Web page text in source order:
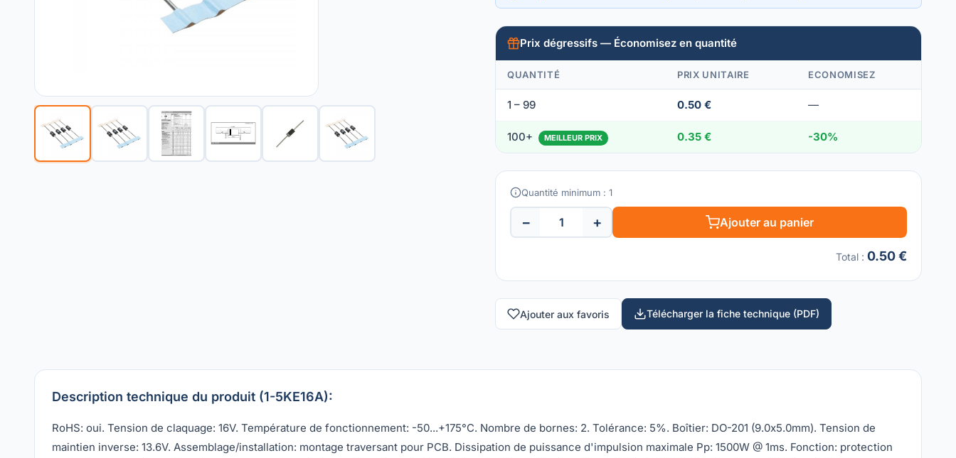
Prix dégressifs — Économisez en quantité
QUANTITÉ PRIX UNITAIRE ECONOMISEZ
1 – 99 0.50 € —
100+ MEILLEUR PRIX 0.35 € -30%
Quantité minimum : 1
− + Ajouter au panier
Total : 0.50 €
Ajouter aux favoris Télécharger la fiche technique (PDF)
Description technique du produit (1-5KE16A):
RoHS: oui. Tension de claquage: 16V. Température de fonctionnement: -50...+175°C. Nombre de bornes: 2. Tolérance: 5%. Boîtier: DO-201 (9.0x5.0mm). Tension de
maintien inverse: 13.6V. Assemblage/installation: montage traversant pour PCB. Dissipation de puissance d'impulsion maximale Pp: 1500W @ 1ms. Fonction: protection